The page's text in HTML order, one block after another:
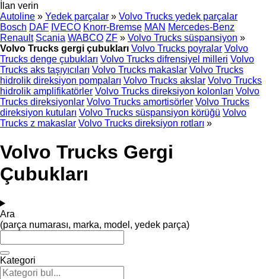
İlan verin
Autoline » Yedek parçalar » Volvo Trucks yedek parçalar
Bosch DAF IVECO Knorr-Bremse MAN Mercedes-Benz
Renault Scania WABCO ZF » Volvo Trucks süspansiyon »
Volvo Trucks gergi çubukları Volvo Trucks poyralar Volvo
Trucks denge çubukları Volvo Trucks difrensiyel milleri Volvo
Trucks aks taşıyıcıları Volvo Trucks makaslar Volvo Trucks
hidrolik direksiyon pompaları Volvo Trucks akslar Volvo Trucks
hidrolik amplifikatörler Volvo Trucks direksiyon kolonları Volvo
Trucks direksiyonlar Volvo Trucks amortisörler Volvo Trucks
direksiyon kutuları Volvo Trucks süspansiyon körüğü Volvo
Trucks z makaslar Volvo Trucks direksiyon rotları »
Volvo Trucks Gergi
Çubukları
Ara
(parça numarası, marka, model, yedek parça)
Kategori